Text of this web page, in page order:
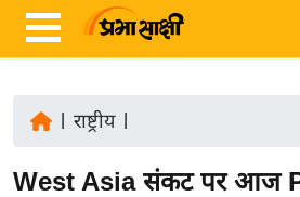
ज़ा
राष्ट्रीय|
West Asia संकट पर आज